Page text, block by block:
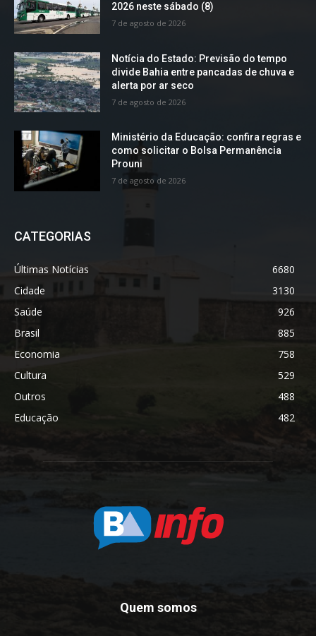
2026 neste sábado (8)
7 de agosto de 2026
Notícia do Estado: Previsão do tempo
divide Bahia entre pancadas de chuva e
alerta por ar seco
7 de agosto de 2026
Ministério da Educação: confira regras e
como solicitar o Bolsa Permanência
Prouni
7 de agosto de 2026
CATEGORIAS
Últimas Notícias
6680
Cidade
3130
Saúde
926
Brasil
885
Economia
758
Cultura
529
Outros
488
Educação
482
Quem somos